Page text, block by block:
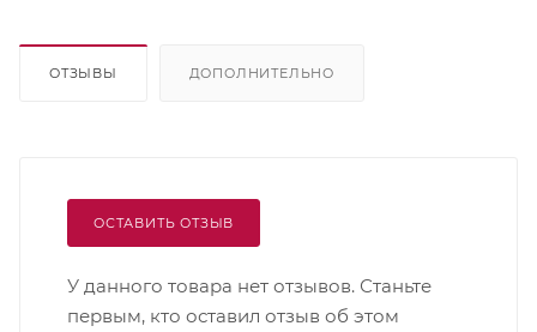
ОТЗЫВЫ ДОПОЛНИТЕЛЬНО
ОСТАВИТЬ ОТЗЫВ
У данного товара нет отзывов. Станьте
первым, кто оставил отзыв об этом